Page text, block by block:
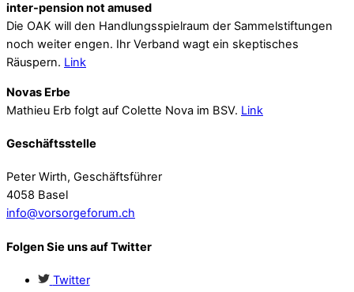
inter-pension not amused
Die OAK will den Handlungsspielraum der Sammelstiftungen
noch weiter engen. Ihr Verband wagt ein skeptisches
Räuspern. Link
Novas Erbe
Mathieu Erb folgt auf Colette Nova im BSV. Link
Geschäftsstelle
Peter Wirth, Geschäftsführer
4058 Basel
info@vorsorgeforum.ch
Folgen Sie uns auf Twitter
Twitter